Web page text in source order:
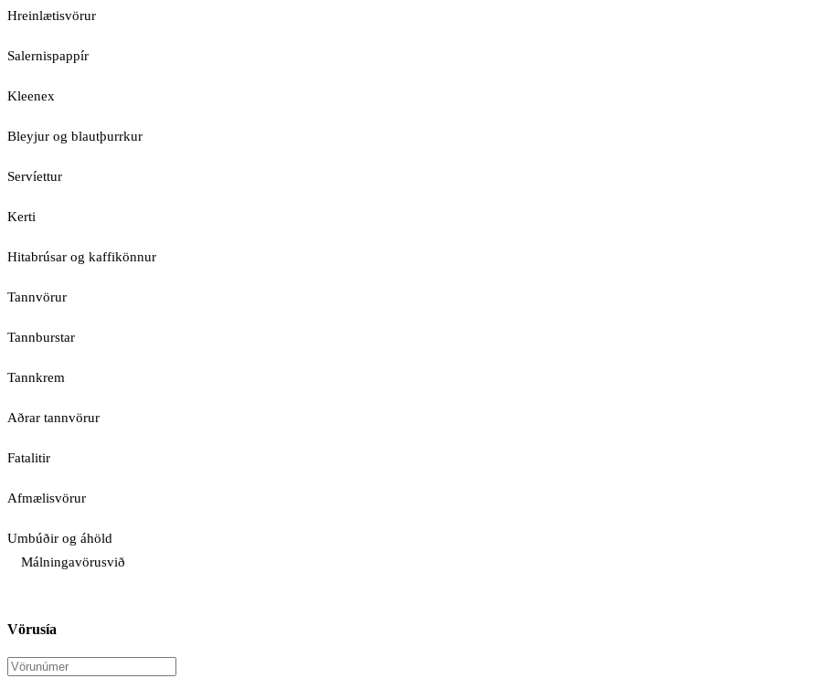
Hreinlætisvörur
Salernispappír
Kleenex
Bleyjur og blautþurrkur
Servíettur
Kerti
Hitabrúsar og kaffikönnur
Tannvörur
Tannburstar
Tannkrem
Aðrar tannvörur
Fatalitir
Afmælisvörur
Umbúðir og áhöld
Málningavörusvið
Vörusía